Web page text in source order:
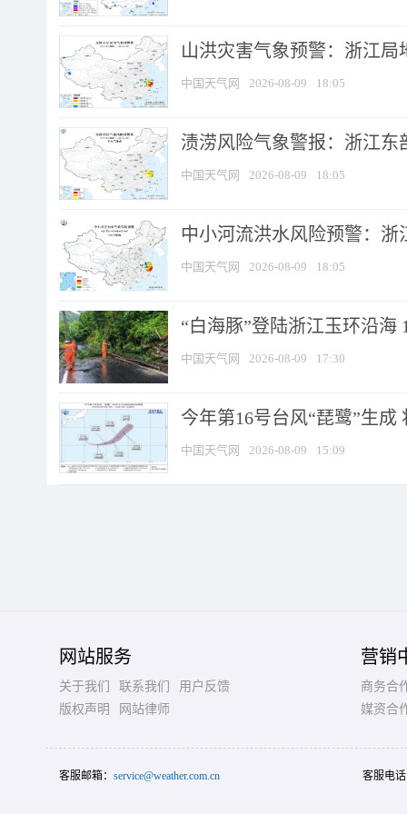
山洪灾害气象预警：浙江
中国天气网 2026-08-09 18:05
渍涝风险气象警报：浙江
中国天气网 2026-08-09 18:05
中小河流洪水风险预警：
中国天气网 2026-08-09 18:05
“白海豚”登陆浙江玉环沿海
中国天气网 2026-08-09 17:30
今年第16号台风“琵鹭”生
中国天气网 2026-08-09 15:09
网站服务
关于我们 联系我们
用户反馈
版权声明
网站律师
营销
商务合
媒资合
客服邮箱： service@weather.com.cn 客服电